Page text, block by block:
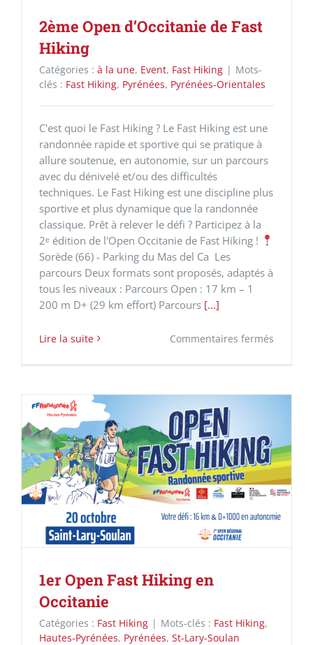
2ème Open d’Occitanie de Fast
Hiking
Catégories : à la une, Event, Fast Hiking | Mots-
clés : Fast Hiking, Pyrénées, Pyrénées-Orientales
C'est quoi le Fast Hiking ? Le Fast Hiking est une
randonnée rapide et sportive qui se pratique à
allure soutenue, en autonomie, sur un parcours
avec du dénivelé et/ou des difficultés
techniques. Le Fast Hiking est une discipline plus
sportive et plus dynamique que la randonnée
classique. Prêt à relever le défi ? Participez à la
2ᵉ édition de l'Open Occitanie de Fast Hiking !
Sorède (66) - Parking du Mas del Ca Les
parcours Deux formats sont proposés, adaptés à
tous les niveaux : Parcours Open : 17 km – 1
200 m D+ (29 km effort) Parcours [...]
Lire la suite Commentaires fermés
1er Open Fast Hiking en
Occitanie
Catégories : Fast Hiking | Mots-clés : Fast Hiking,
Hautes-Pyrénées, Pyrénées, St-Lary-Soulan